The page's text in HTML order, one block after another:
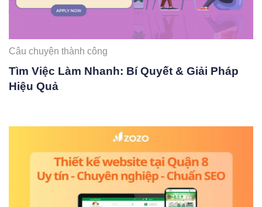
Câu chuyện thành công
Tìm Việc Làm Nhanh: Bí Quyết & Giải Pháp
Hiệu Quả